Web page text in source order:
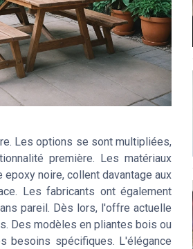
Les options se sont multipliées,
première. Les matériaux
noire, collent davantage aux
Les fabricants ont également
pareil. Dès lors, l'offre actuelle
Des modèles en pliantes bois ou
besoins spécifiques. L'élégance